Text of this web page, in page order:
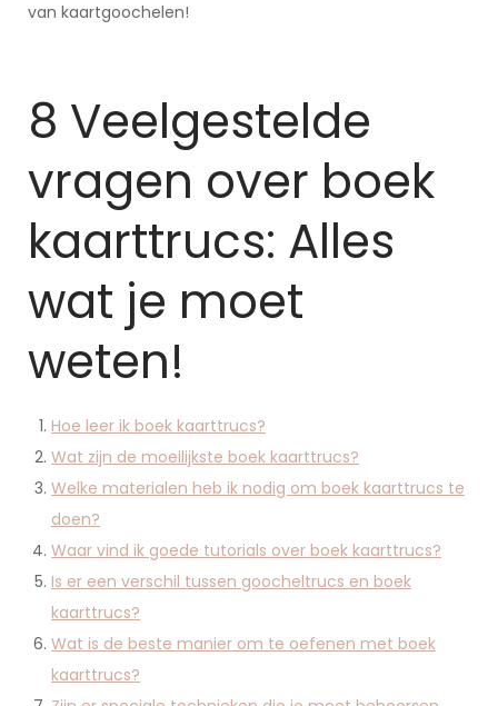
van kaartgoochelen!
8 Veelgestelde
vragen over boek
kaarttrucs: Alles
wat je moet
weten!
Hoe leer ik boek kaarttrucs?
Wat zijn de moeilijkste boek kaarttrucs?
Welke materialen heb ik nodig om boek kaarttrucs te
doen?
Waar vind ik goede tutorials over boek kaarttrucs?
Is er een verschil tussen goocheltrucs en boek
kaarttrucs?
Wat is de beste manier om te oefenen met boek
kaarttrucs?